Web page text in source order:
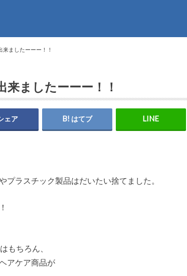
来ましたーーー！！
来ましたーーー！！
ェア はてブ
プラスチック製品はだいたい捨てました。
もちろん、
アケア商品が